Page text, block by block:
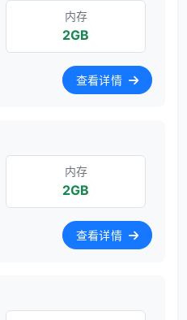
内存
2GB
查看详情
内存
2GB
查看详情